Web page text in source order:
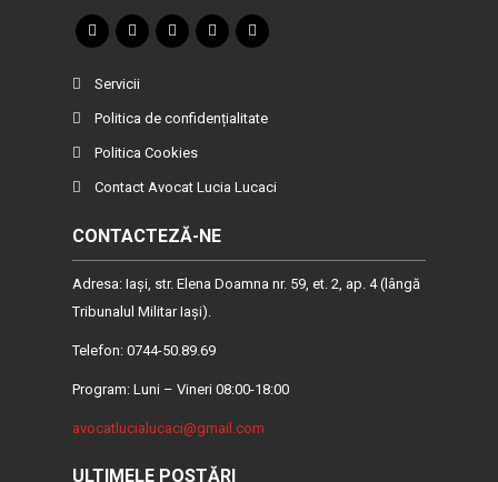
Servicii
Politica de confidențialitate
Politica Cookies
Contact Avocat Lucia Lucaci
CONTACTEZĂ-NE
Adresa: Iaşi, str. Elena Doamna nr. 59, et. 2, ap. 4 (lângă
Tribunalul Militar Iaşi).
Telefon: 0744-50.89.69
Program: Luni – Vineri 08:00-18:00
avocatlucialucaci@gmail.com
ULTIMELE POSTĂRI